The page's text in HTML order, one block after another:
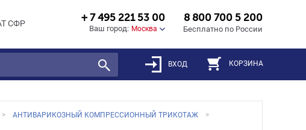
СФР
+ 7 495 221 53 00
Ваш город: Москва
8 800 700 5 200
Бесплатно по России
ВХОД КОРЗИНА
АНТИВАРИКОЗНЫЙ КОМПРЕССИОННЫЙ ТРИКОТАЖ